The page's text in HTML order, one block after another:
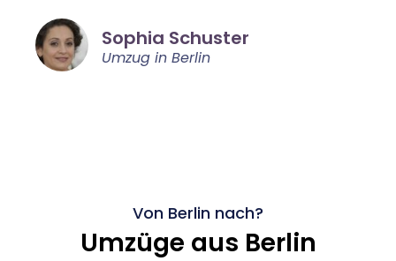
Sophia Schuster
Umzug in Berlin
Von Berlin nach?
Umzüge aus Berlin